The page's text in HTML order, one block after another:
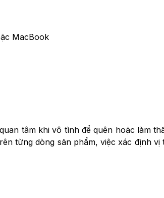
MacBook
tâm khi vô tình để quên hoặc làm
từng dòng sản phẩm, việc xác định